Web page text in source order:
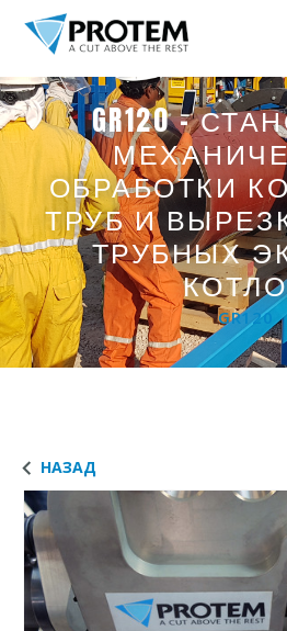
GR120 -
ОБРАБОТКИ
ТРУБ И
ТРУБНЫХ
GR120
НАЗАД